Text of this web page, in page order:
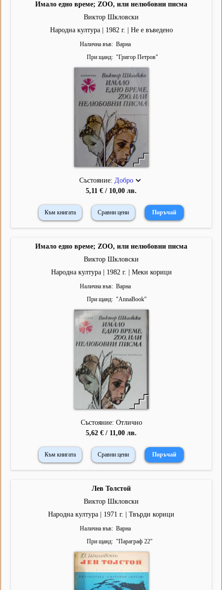
Имало едно време; ZOO, или нелюбовни писма
Виктор Шкловски
Народна култура | 1982 г. | Не е въведено
Налична във
Варна
При щанд
"Григор Петров"
Състояние: Добро
5,11 € / 10,00 лв.
Към книгата Сравни цени
Имало едно време; ZOO, или нелюбовни писма
Виктор Шкловски
Народна култура | 1982 г. | Меки корици
Налична във
Варна
При щанд
"AnnaBook"
Състояние: Отлично
5,62 € / 11,00 лв.
Към книгата Сравни цени
Лев Толстой
Виктор Шкловски
Народна култура | 1971 г. | Твърди корици
Налична във
Варна
При щанд
"Параграф 22"